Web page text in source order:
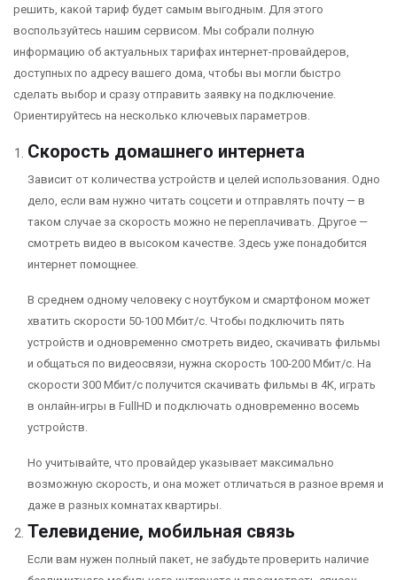
решить, какой тариф будет самым выгодным. Для этого
воспользуйтесь нашим сервисом. Мы собрали полную
информацию об актуальных тарифах интернет-провайдеров,
доступных по адресу вашего дома, чтобы вы могли быстро
сделать выбор и сразу отправить заявку на подключение.
Ориентируйтесь на несколько ключевых параметров.
Скорость домашнего интернета
Зависит от количества устройств и целей использования. Одно
дело, если вам нужно читать соцсети и отправлять почту — в
таком случае за скорость можно не переплачивать. Другое —
смотреть видео в высоком качестве. Здесь уже понадобится
интернет помощнее.
В среднем одному человеку с ноутбуком и смартфоном может
хватить скорости 50-100 Мбит/с. Чтобы подключить пять
устройств и одновременно смотреть видео, скачивать фильмы
и общаться по видеосвязи, нужна скорость 100-200 Мбит/с. На
скорости 300 Мбит/с получится скачивать фильмы в 4K, играть
в онлайн-игры в FullHD и подключать одновременно восемь
устройств.
Но учитывайте, что провайдер указывает максимально
возможную скорость, и она может отличаться в разное время и
даже в разных комнатах квартиры.
Телевидение, мобильная связь
Если вам нужен полный пакет, не забудьте проверить наличие